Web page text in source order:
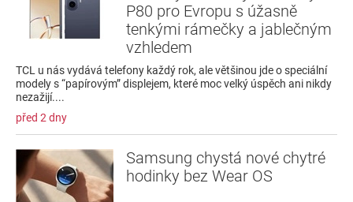
P80 pro Evropu s úžasně
tenkými rámečky a jablečným
vzhledem
TCL u nás vydává telefony každý rok, ale většinou jde o speciální
modely s “papírovým” displejem, které moc velký úspěch ani nikdy
nezažijí....
před 2 dny
Samsung chystá nové chytré
hodinky bez Wear OS